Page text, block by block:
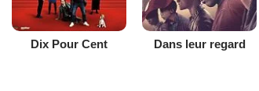
Dix Pour Cent Dans leur regard